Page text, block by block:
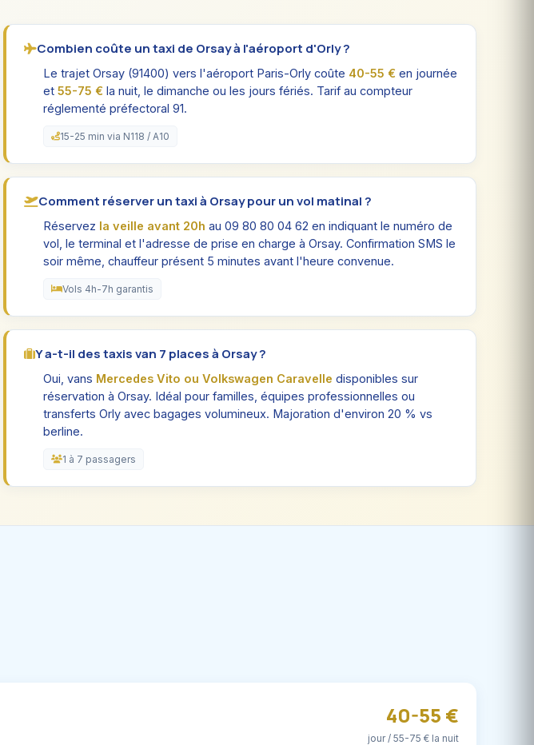
Combien coûte un taxi de Orsay à l'aéroport d'Orly ?
Le trajet Orsay (91400) vers l'aéroport Paris-Orly coûte 40-55 € en journée
et 55-75 € la nuit, le dimanche ou les jours fériés. Tarif au compteur
réglementé préfectoral 91.
15-25 min via N118 / A10
Comment réserver un taxi à Orsay pour un vol matinal ?
Réservez la veille avant 20h au 09 80 80 04 62 en indiquant le numéro de
vol, le terminal et l'adresse de prise en charge à Orsay. Confirmation SMS le
soir même, chauffeur présent 5 minutes avant l'heure convenue.
Vols 4h-7h garantis
Y a-t-il des taxis van 7 places à Orsay ?
Oui, vans Mercedes Vito ou Volkswagen Caravelle disponibles sur
réservation à Orsay. Idéal pour familles, équipes professionnelles ou
transferts Orly avec bagages volumineux. Majoration d'environ 20 % vs
berline.
1 à 7 passagers
40-55 €
jour / 55-75 € la nuit